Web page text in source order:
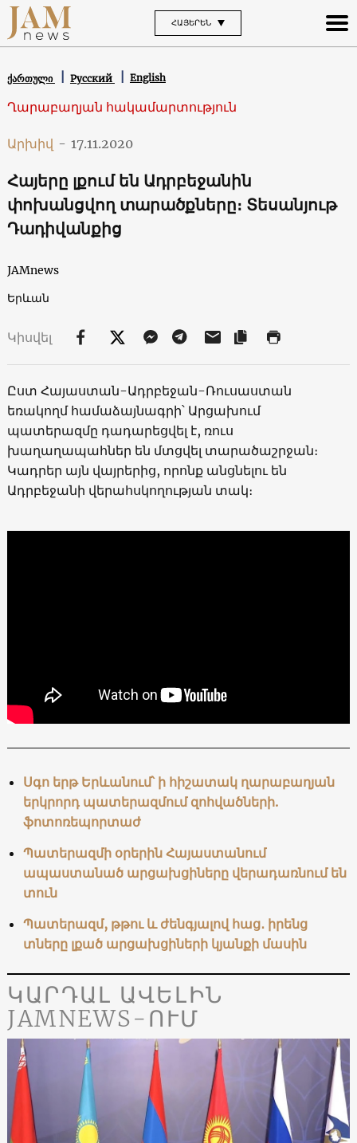
ՀԱՅԵՐԵՆ
ქართული Русский English
Ղարաբաղյան հակամարտություն
Արխիվ - 17.11.2020
Հայերը լքում են Ադրբեջանին
փոխանցվող տարածքները։ Տեսանյութ
Դադիվանքից
JAMnews
Երևան
Կիսվել
Ըստ Հայաստան-Ադրբեջան-Ռուսաստան
եռակողմ համաձայնագրի՝ Արցախում
պատերազմը դադարեցվել է, ռուս
խաղաղապահներ են մտցվել տարածաշրջան։
Կադրեր այն վայրերից, որոնք անցնելու են
Ադրբեջանի վերահսկողության տակ։
Սգո երթ Երևանում՝ ի հիշատակ ղարաբաղյան
երկրորդ պատերազմում զոհվածների.
ֆոտոռեպորտաժ
Պատերազմի օրերին Հայաստանում
ապաստանած արցախցիները վերադառնում են
տուն
Պատերազմ, թթու և ժենգյալով հաց․ իրենց
տները լքած արցախցիների կյանքի մասին
ԿԱՐԴԱԼ ԱՎԵԼԻՆ
JAMNEWS-ՈՒՄ